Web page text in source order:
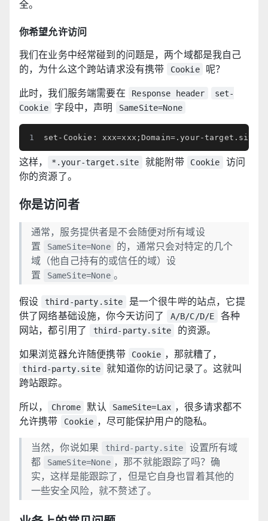
全。
你希望允许访问
我们在业务中经常碰到的问题是，两个域都是我自己
的，为什么这个跨站请求没有携带
Cookie
呢？
此时，我们服务端需要在
Response header
set-
Cookie
字段中，声明 SameSite=None
这样， *.your-target.site 就能附带 Cookie
访问
你的资源了。
你是访问者
通常，服务提供者是不会随便对所有域设
置
SameSite=None
的，通常只会对特定的几个
域（他自己持有的或信任的域）设
置
SameSite=None 。
假设 third-party.site
是一个很牛哔的站点，它提
供了网络基础设施，你今天访问了
A/B/C/D/E
各种
网站，都引用了
third-party.site
的资源。
如果浏览器允许随便携带
Cookie ，那就糟了，
third-party.site
就知道你的访问记录了。这就叫
跨站跟踪。
所以，
Chrome 默认 SameSite=Lax ，很多请求都不
允许携带
Cookie ，尽可能保护用户的隐私。
当然，你说如果 third-party.site
设置所有域
都
SameSite=None ，那不就能跟踪了吗？确
实，这样是能跟踪了，但是它自身也冒着其他的
一些安全风险，就不赘述了。